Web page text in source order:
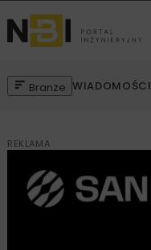
Branże WIADOMOŚCI
REKLAMA